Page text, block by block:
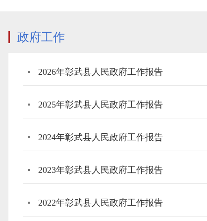
政府工作
2026年彰武县人民政府工作报告
2025年彰武县人民政府工作报告
2024年彰武县人民政府工作报告
2023年彰武县人民政府工作报告
2022年彰武县人民政府工作报告